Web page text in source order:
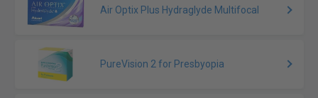
Air Optix Plus Hydraglyde Multifocal
PureVision 2 for Presbyopia